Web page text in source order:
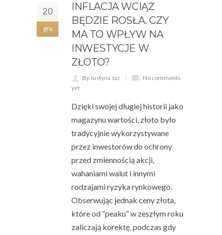
20
gru
INFLACJA WCIĄŻ
BĘDZIE ROSŁA. CZY
MA TO WPŁYW NA
INWESTYCJE W
ZŁOTO?
By Justyna Jaz
No comments
yet
Dzięki swojej długiej historii jako
magazynu wartości, złoto było
tradycyjnie wykorzystywane
przez inwestorów do ochrony
przed zmiennością akcji,
wahaniami walut i innymi
rodzajami ryzyka rynkowego.
Obserwując jednak ceny złota,
które od “peaku” w zeszłym roku
zaliczają korektę, podczas gdy